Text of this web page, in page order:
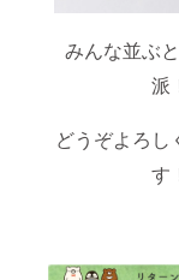
みんな並ぶ
派
どうぞよろし
す